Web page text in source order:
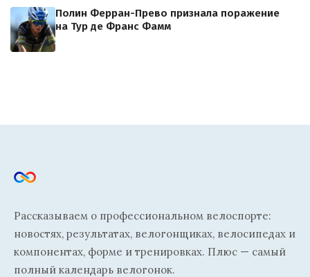
Полин Ферран-Прево признала поражение
на Тур де Франс Фамм
Рассказываем о профессиональном велоспорте:
новостях, результатах, велогонщиках, велосипедах и
компонентах, форме и тренировках. Плюс — самый
полный календарь велогонок.